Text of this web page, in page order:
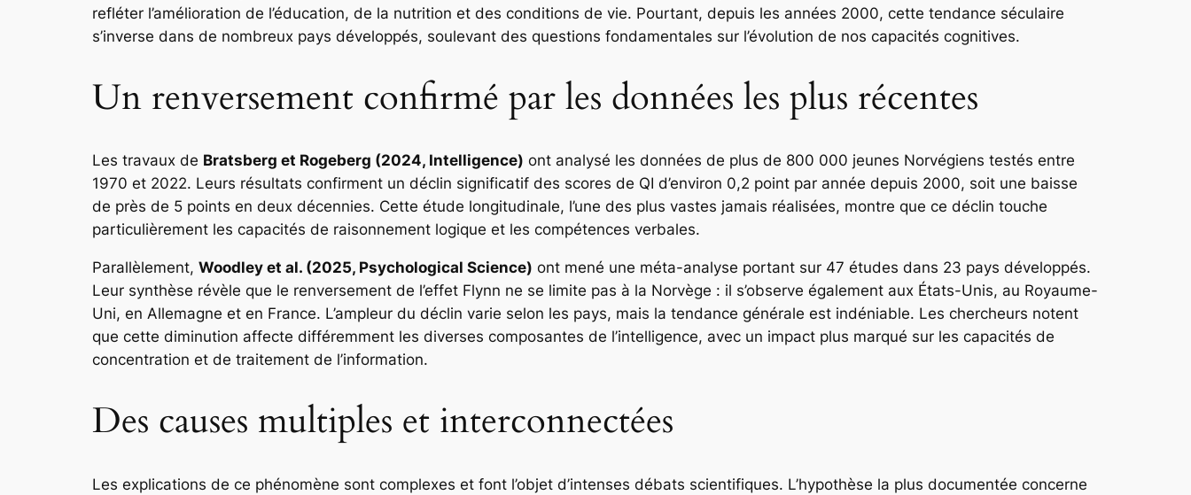
refléter l’amélioration de l’éducation, de la nutrition et des conditions de vie. Pourtant, depuis les années 2000, cette tendance séculaire
s’inverse dans de nombreux pays développés, soulevant des questions fondamentales sur l’évolution de nos capacités cognitives.
Un renversement confirmé par les données les plus récentes
Les travaux de Bratsberg et Rogeberg (2024, Intelligence) ont analysé les données de plus de 800 000 jeunes Norvégiens testés entre
1970 et 2022. Leurs résultats confirment un déclin significatif des scores de QI d’environ 0,2 point par année depuis 2000, soit une baisse
de près de 5 points en deux décennies. Cette étude longitudinale, l’une des plus vastes jamais réalisées, montre que ce déclin touche
particulièrement les capacités de raisonnement logique et les compétences verbales.
Parallèlement, Woodley et al. (2025, Psychological Science) ont mené une méta-analyse portant sur 47 études dans 23 pays développés.
Leur synthèse révèle que le renversement de l’effet Flynn ne se limite pas à la Norvège : il s’observe également aux États-Unis, au Royaume-
Uni, en Allemagne et en France. L’ampleur du déclin varie selon les pays, mais la tendance générale est indéniable. Les chercheurs notent
que cette diminution affecte différemment les diverses composantes de l’intelligence, avec un impact plus marqué sur les capacités de
concentration et de traitement de l’information.
Des causes multiples et interconnectées
Les explications de ce phénomène sont complexes et font l’objet d’intenses débats scientifiques. L’hypothèse la plus documentée concerne